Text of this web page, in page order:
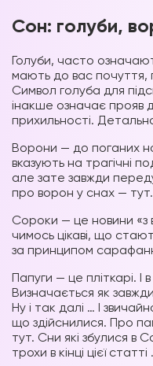
Сон: голуби,
Голуби, часто
мають до вас почуття,
Символ голуба для
інакше означає прояв
прихильності.
Ворони — до поганих
вказують на трагічні
але зате завжди
про ворон у снах — тут.
Сороки — це новини «з
чимось цікаві, що
за принципом
Папуги — це пліткарі. І
Визначається як
Ну і так далі … І
що здійснилися. Про
тут. Сни які збулися в
трохи в кінці цієї статті